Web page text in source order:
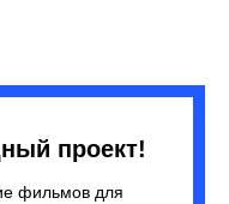
проект!
фильмов для